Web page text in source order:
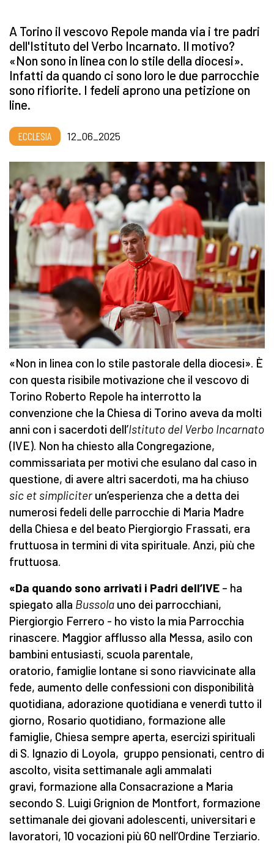
A Torino il vescovo Repole manda via i tre padri
dell'Istituto del Verbo Incarnato. Il motivo?
«Non sono in linea con lo stile della diocesi».
Infatti da quando ci sono loro le due parrocchie
sono rifiorite. I fedeli aprono una petizione on
line.
ECCLESIA 12_06_2025
«Non in linea con lo stile pastorale della diocesi». È
con questa risibile motivazione che il vescovo di
Torino Roberto Repole ha interrotto la
convenzione che la Chiesa di Torino aveva da molti
anni con i sacerdoti dell’Istituto del Verbo Incarnato
(IVE). Non ha chiesto alla Congregazione,
commissariata per motivi che esulano dal caso in
questione, di avere altri sacerdoti, ma ha chiuso
sic et simpliciterun’esperienza che a detta dei
numerosi fedeli delle parrocchie di Maria Madre
della Chiesa e del beato Piergiorgio Frassati, era
fruttuosa in termini di vita spirituale. Anzi, più che
fruttuosa.
«Da quando sono arrivati i Padri dell’IVE – ha
spiegato alla Bussola uno dei parrocchiani,
Piergiorgio Ferrero - ho visto la mia Parrocchia
rinascere. Maggior afflusso alla Messa, asilo con
bambini entusiasti, scuola parentale,
oratorio, famiglie lontane si sono riavvicinate alla
fede, aumento delle confessioni con disponibilità
quotidiana, adorazione quotidiana e venerdì tutto il
giorno, Rosario quotidiano, formazione alle
famiglie, Chiesa sempre aperta, esercizi spirituali
di S. Ignazio di Loyola, gruppo pensionati, centro di
ascolto, visita settimanale agli ammalati
gravi, formazione alla Consacrazione a Maria
secondo S. Luigi Grignion de Montfort, formazione
settimanale dei giovani adolescenti, universitari e
lavoratori, 10 vocazioni più 60 nell’Ordine Terziario.